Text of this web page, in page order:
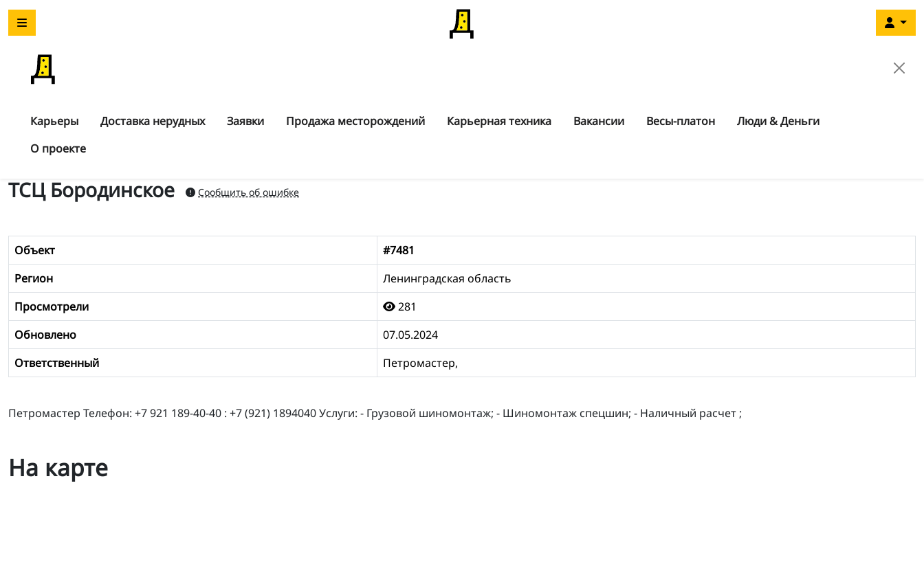
Карьеры Доставка нерудных Заявки Продажа месторождений Карьерная техника Вакансии Весы-платон
Люди & Деньги
О проекте
ТСЦ Бородинское Сообщить об ошибке
Объект
#7481
Регион
Ленинградская область
Просмотрели
281
Обновлено
07.05.2024
Ответственный
Петромастер,
Петромастер Телефон: +7 921 189-40-40 : +7 (921) 1894040 Услуги: - Грузовой шиномонтаж; - Шиномонтаж спецшин; - Наличный расчет ;
На карте